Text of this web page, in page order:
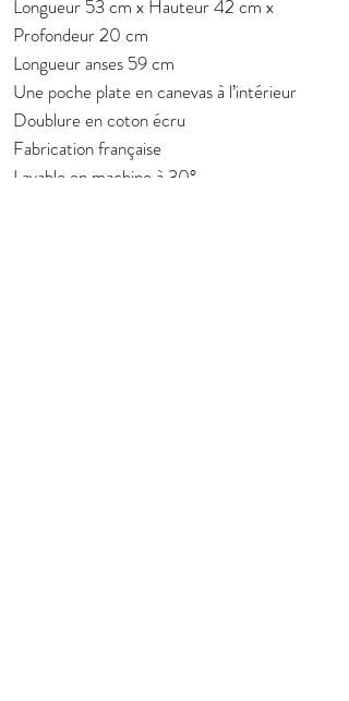
Longueur 53 cm x Hauteur 42 cm x
Profondeur 20 cm
Longueur anses 59 cm
Une poche plate en canevas à l’intérieur
Doublure en coton écru
Fabrication française
Lavable en machine à 30°